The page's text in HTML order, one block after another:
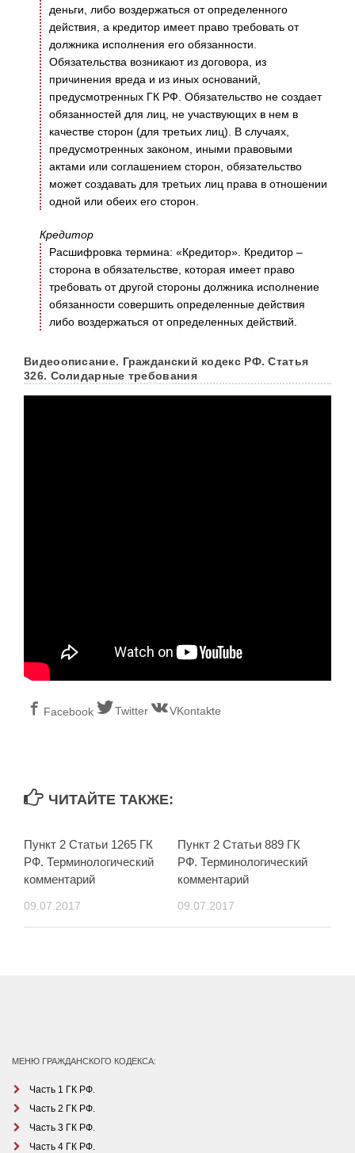
деньги, либо воздержаться от определенного
действия, а кредитор имеет право требовать от
должника исполнения его обязанности.
Обязательства возникают из договора, из
причинения вреда и из иных оснований,
предусмотренных ГК РФ. Обязательство не создает
обязанностей для лиц, не участвующих в нем в
качестве сторон (для третьих лиц). В случаях,
предусмотренных законом, иными правовыми
актами или соглашением сторон, обязательство
может создавать для третьих лиц права в отношении
одной или обеих его сторон.
Кредитор
Расшифровка термина: «Кредитор». Кредитор –
сторона в обязательстве, которая имеет право
требовать от другой стороны должника исполнение
обязанности совершить определенные действия
либо воздержаться от определенных действий.
Видеоописание. Гражданский кодекс РФ. Статья
326. Солидарные требования
Facebook Twitter VKontakte
ЧИТАЙТЕ ТАКЖЕ:
Пункт 2 Статьи 1265 ГК
РФ. Терминологический
комментарий
09.07.2017
Пункт 2 Статьи 889 ГК
РФ. Терминологический
комментарий
09.07.2017
МЕНЮ ГРАЖДАНСКОГО КОДЕКСА:
Часть 1 ГК РФ.
Часть 2 ГК РФ.
Часть 3 ГК РФ.
Часть 4 ГК РФ.